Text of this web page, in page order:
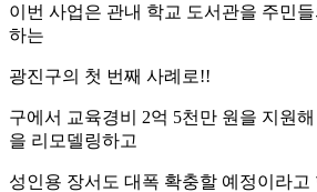
이번 사업은 관내 학교 도서관을 주민
하는
광진구의 첫 번째 사례로!!
구에서 교육경비 2억 5천만 원을 지원
을 리모델링하고
성인용 장서도 대폭 확충할 예정이라고